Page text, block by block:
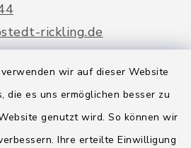
wir auf dieser Website
die es uns ermöglichen besser zu
genutzt wird. So können wir
Ihre erteilte Einwilligung
rickling.de